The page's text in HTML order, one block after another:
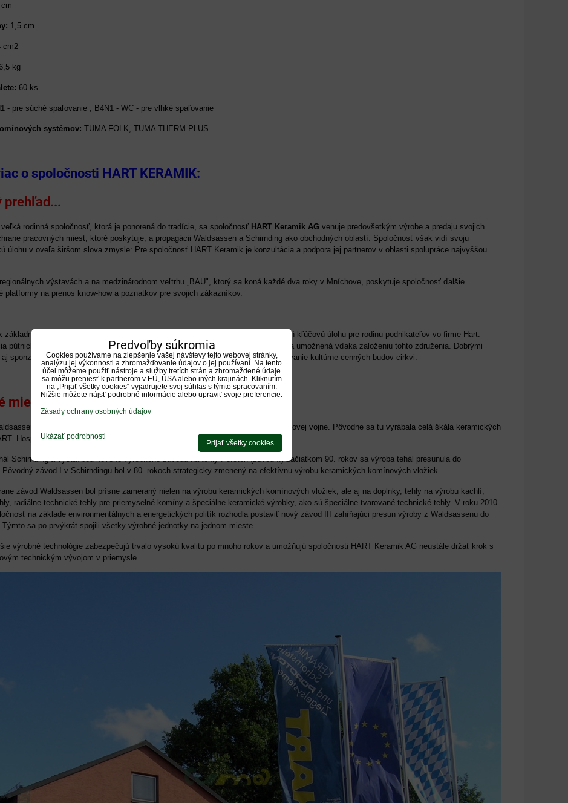
1,5 cm
cm2
kg
60 ks
- pre súché spaľovanie , B4N1 - WC - pre vlhké spaľovanie
systémov: TUMA FOLK, TUMA THERM PLUS
o spoločnosti HART KERAMIK:
prehľad...
rodinná spoločnosť, ktorá je ponorená do tradície, sa spoločnosť HART Keramik AG venuje predovšetkým výrobe a predaju svojich
pracovných miest, ktoré poskytuje, a propagácii Waldsassen a Schirnding ako obchodných oblastí. Spoločnosť však vidí svoju
úlohu v oveľa širšom slova zmysle: Pre spoločnosť HART Keramik je konzultácia a podpora jej partnerov v oblasti spolupráce najvyššou
výstavách a na medzinárodnom veľtrhu „BAU", ktorý sa koná každé dva roky v Mníchove, poskytuje spoločnosť ďalšie
platformy na prenos know-how a poznatkov pre svojich zákazníkov.
základným cezhraničným sociálnym otázkam a podpora kultúry zohrávajú zároveň kľúčovú úlohu pre rodinu podnikateľov vo firme Hart.
pútnického kostola Márie Loreto v českom meste Starý Hrozňatov pri Chebe bola umožnená vďaka založeniu tohto združenia. Dobrými
sponzorské činnosti zamerané na získavanie finančných prostriedkov na zachovanie kultúrne cenných budov cirkvi.
miesta...
je považovaný za jadro hospodárskeho rastu spoločnosti po druhej svetovej vojne. Pôvodne sa tu vyrábala celá škála keramických
Hospodársky zázrak 50. rokov však čoskoro vyžadoval rozšírenie kapacít.
Schirnding a výstavbou nového výrobného závodu na tehly Poroton (závod II) začiatkom 90. rokov sa výroba tehál presunula do
Pôvodný závod I v Schirndingu bol v 80. rokoch strategicky zmenený na efektívnu výrobu keramických komínových vložiek.
závod Waldsassen bol prísne zameraný nielen na výrobu keramických komínových vložiek, ale aj na doplnky, tehly na výrobu kachlí,
radiálne technické tehly pre priemyselné komíny a špeciálne keramické výrobky, ako sú špeciálne tvarované technické tehly. V roku 2010
na základe environmentálnych a energetických politík rozhodla postaviť nový závod III zahŕňajúci presun výroby z Waldsassenu do
Týmto sa po prvýkrát spojili všetky výrobné jednotky na jednom mieste.
výrobné technológie zabezpečujú trvalo vysokú kvalitu po mnoho rokov a umožňujú spoločnosti HART Keramik AG neustále držať krok s
technickým vývojom v priemysle.
Predvoľby súkromia
Cookies používame na zlepšenie vašej návštevy tejto webovej stránky,
analýzu jej výkonnosti a zhromažďovanie údajov o jej používaní. Na tento
účel môžeme použiť nástroje a služby tretích strán a zhromaždené údaje
sa môžu preniesť k partnerom v EÚ, USA alebo iných krajinách. Kliknutím
na „Prijať všetky cookies“ vyjadrujete svoj súhlas s týmto spracovaním.
Nižšie môžete nájsť podrobné informácie alebo upraviť svoje preferencie.
Zásady ochrany osobných údajov
Ukázať podrobnosti
Prijať všetky cookies